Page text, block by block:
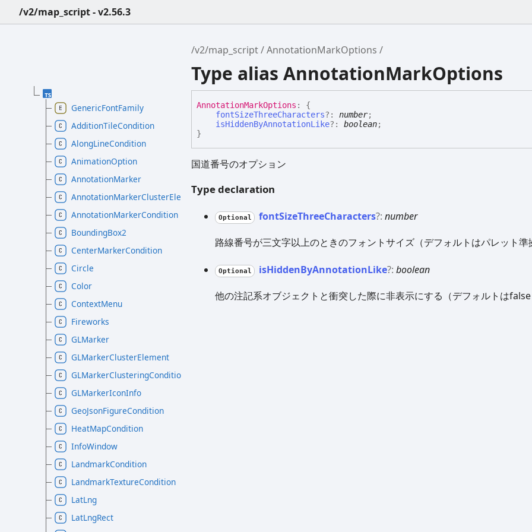
/v2/map_script - v2.56.3
/v2/map_script AnnotationMarkOptions
Type alias AnnotationMarkOptions
AnnotationMarkOptions :
{
fontSizeThreeCharacters?:number;
isHiddenByAnnotationLike?:boolean;
}
国道番号のオプション
Type declaration
Optional fontSizeThreeCharacters?:number
路線番号が三文字以上のときのフォントサイズ（デフォルトはパレット準
Optional isHiddenByAnnotationLike?:boolean
他の注記系オブジェクトと衝突した際に非表示にする（デフォルトは
GenericFontFamily
AdditionTileCondition
AlongLineCondition
AnimationOption
AnnotationMarker
AnnotationMarkerClusterElement
AnnotationMarkerCondition
BoundingBox2
CenterMarkerCondition
Circle
Color
ContextMenu
Fireworks
GLMarker
GLMarkerClusterElement
GLMarkerClusteringCondition
GLMarkerIconInfo
GeoJsonFigureCondition
HeatMapCondition
InfoWindow
LandmarkCondition
LandmarkTextureCondition
LatLng
LatLngRect